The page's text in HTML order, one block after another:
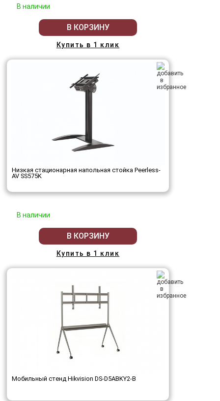
В наличии
В КОРЗИНУ
Купить в 1 клик
Низкая стационарная напольная стойка Peerless-
AV SS575K
В наличии
В КОРЗИНУ
Купить в 1 клик
Мобильный стенд Hikvision DS-D5ABKY2-B